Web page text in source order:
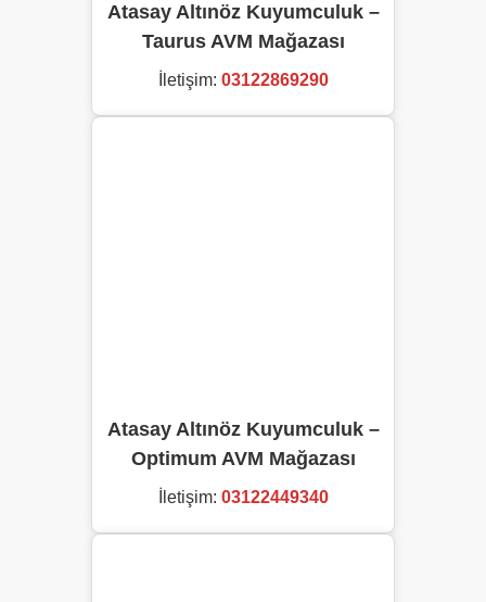
Atasay Altınöz Kuyumculuk –
Taurus AVM Mağazası
İletişim: 03122869290
Atasay Altınöz Kuyumculuk –
Optimum AVM Mağazası
İletişim: 03122449340